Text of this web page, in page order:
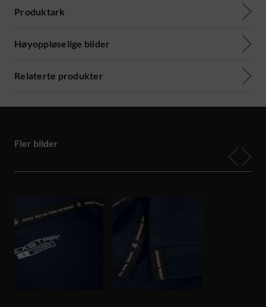
Produktark
Høyoppløselige bilder
Relaterte produkter
Fler bilder